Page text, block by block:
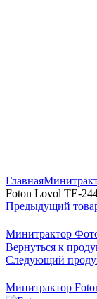
Главная
Foton Lovol TE-
Предыдущий
Минитрактор
Вернуться к
Следующий
Минитрактор